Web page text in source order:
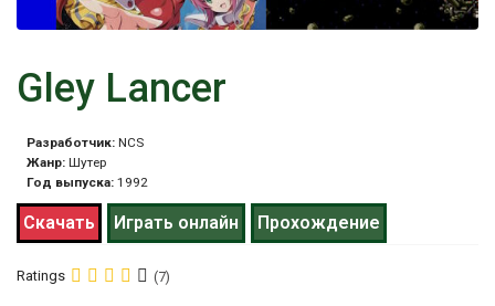
Gley Lancer
Разработчик: NCS
Жанр: Шутер
Год выпуска: 1992
Скачать Играть онлайн Прохождение
Ratings (7)